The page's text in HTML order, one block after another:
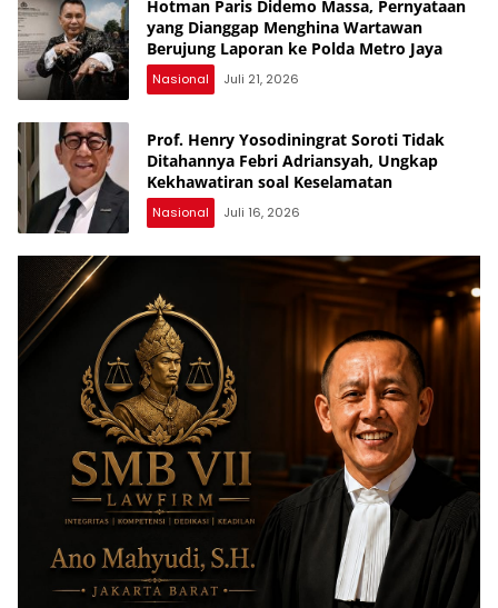
Hotman Paris Didemo Massa, Pernyataan
yang Dianggap Menghina Wartawan
Berujung Laporan ke Polda Metro Jaya
Nasional Juli 21, 2026
Prof. Henry Yosodiningrat Soroti Tidak
Ditahannya Febri Adriansyah, Ungkap
Kekhawatiran soal Keselamatan
Nasional Juli 16, 2026